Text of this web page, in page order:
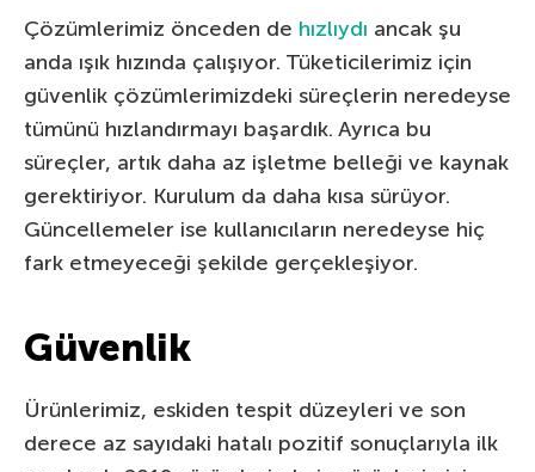
Çözümlerimiz önceden de hızlıydı ancak şu
anda ışık hızında çalışıyor. Tüketicilerimiz için
güvenlik çözümlerimizdeki süreçlerin neredeyse
tümünü hızlandırmayı başardık. Ayrıca bu
süreçler, artık daha az işletme belleği ve kaynak
gerektiriyor. Kurulum da daha kısa sürüyor.
Güncellemeler ise kullanıcıların neredeyse hiç
fark etmeyeceği şekilde gerçekleşiyor.
Güvenlik
Ürünlerimiz, eskiden tespit düzeyleri ve son
derece az sayıdaki hatalı pozitif sonuçlarıyla ilk